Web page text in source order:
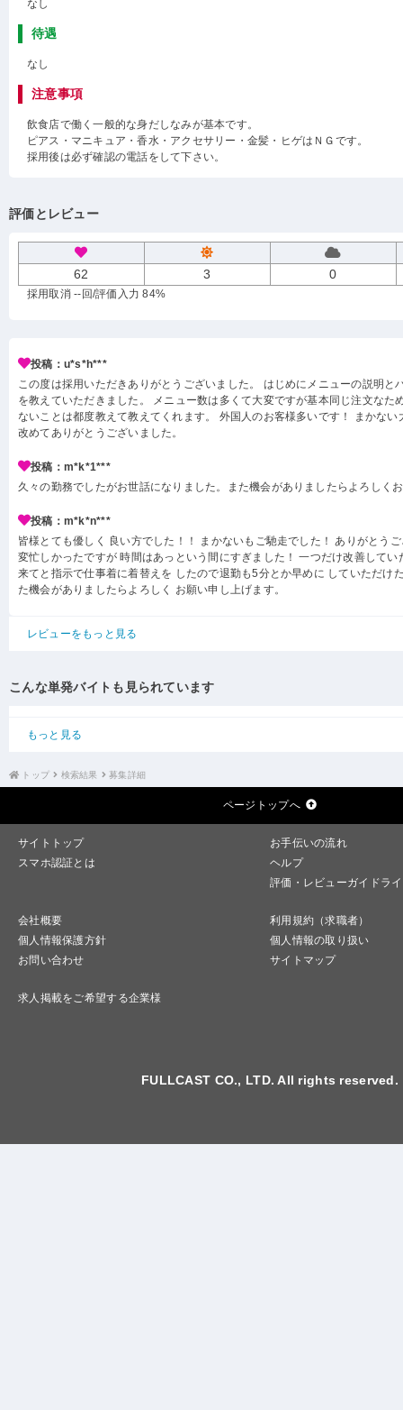
なし
待遇
なし
注意事項
飲食店で働く一般的な身だしなみが基本です。
ピアス・マニキュア・香水・アクセサリー・金髪・ヒゲはＮＧです。
採用後は必ず確認の電話をして下さい。
評価とレビュー
62 3 0
採用取消 --回/評価入力 84%
投稿：u*s*h***
この度は採用いただきありがとうございました。 はじめにメニューの説明と
を教えていただきました。 メニュー数は多くて大変ですが基本同じ注文なた
ないことは都度教えて教えてくれます。 外国人のお客様多いです！ まかない
改めてありがとうございました。
投稿：m*k*1***
久々の勤務でしたがお世話になりました。また機会がありましたらよろしく
投稿：m*k*n***
皆様とても優しく 良い方でした！！ まかないもご馳走でした！ ありがとう
変忙しかったですが 時間はあっという間にすぎました！ 一つだけ改善して
来てと指示で仕事着に着替えを したので退勤も5分とか早めに していただけ
た機会がありましたらよろしく お願い申し上げます。
レビューをもっと見る
こんな単発バイトも見られています
もっと見る
トップ 検索結果 募集詳細
ページトップへ
サイトトップ
お手伝いの流れ
スマホ認証とは
ヘルプ
評価・レビューガイドラ
会社概要
利用規約（求職者）
個人情報保護方針
個人情報の取り扱い
お問い合わせ
サイトマップ
求人掲載をご希望する企業様
FULLCAST CO., LTD. All rights reserved.